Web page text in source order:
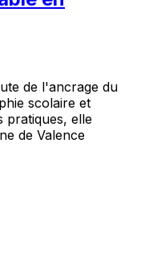
de l'ancrage du
scolaire et
pratiques, elle
de Valence